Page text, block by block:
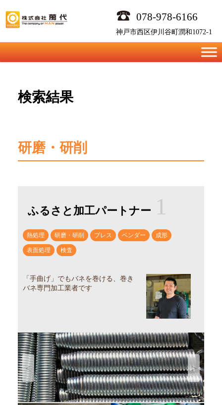
content
078-978-6166
神戸市西区伊川谷町潤和1072-1
検索結果
研磨・研削
ふるさと加工パートナー 1
熱処理 研磨・研削 プレス ベンダー 成形
表面処理 検査
「手曲げ」でもバネを巻ける、巻き
バネ専門加工業者です
Previous Next